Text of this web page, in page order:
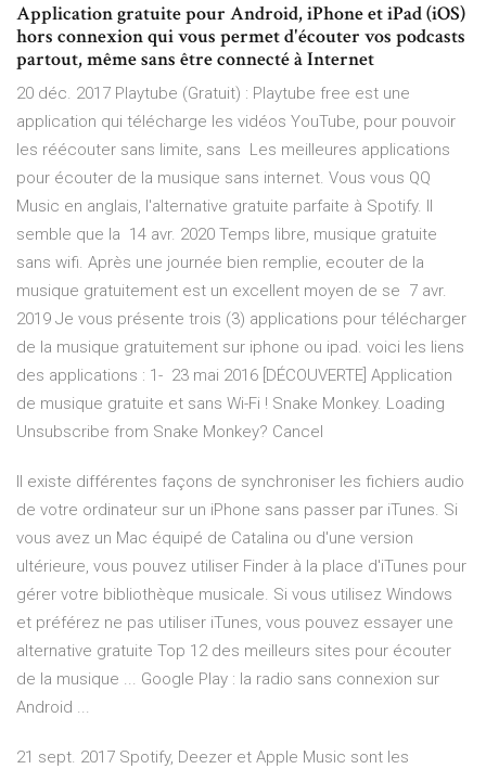
Application gratuite pour Android, iPhone et iPad (iOS)
hors connexion qui vous permet d'écouter vos podcasts
partout, même sans être connecté à Internet
20 déc. 2017 Playtube (Gratuit) : Playtube free est une
application qui télécharge les vidéos YouTube, pour pouvoir
les réécouter sans limite, sans Les meilleures applications
pour écouter de la musique sans internet. Vous vous QQ
Music en anglais, l'alternative gratuite parfaite à Spotify. Il
semble que la 14 avr. 2020 Temps libre, musique gratuite
sans wifi. Après une journée bien remplie, ecouter de la
musique gratuitement est un excellent moyen de se 7 avr.
2019 Je vous présente trois (3) applications pour télécharger
de la musique gratuitement sur iphone ou ipad. voici les liens
des applications : 1- 23 mai 2016 [DÉCOUVERTE] Application
de musique gratuite et sans Wi-Fi ! Snake Monkey. Loading
Unsubscribe from Snake Monkey? Cancel
Il existe différentes façons de synchroniser les fichiers audio
de votre ordinateur sur un iPhone sans passer par iTunes. Si
vous avez un Mac équipé de Catalina ou d'une version
ultérieure, vous pouvez utiliser Finder à la place d'iTunes pour
gérer votre bibliothèque musicale. Si vous utilisez Windows
et préférez ne pas utiliser iTunes, vous pouvez essayer une
alternative gratuite Top 12 des meilleurs sites pour écouter
de la musique ... Google Play : la radio sans connexion sur
Android ...
21 sept. 2017 Spotify, Deezer et Apple Music sont les